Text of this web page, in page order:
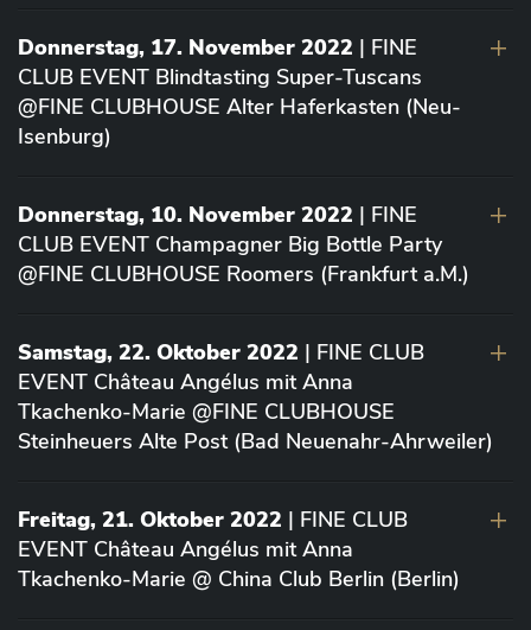
Donnerstag, 17. November 2022 | FINE
CLUB EVENT Blindtasting Super-Tuscans
@FINE CLUBHOUSE Alter Haferkasten (Neu-
Isenburg)
Donnerstag, 10. November 2022 | FINE
CLUB EVENT Champagner Big Bottle Party
@FINE CLUBHOUSE Roomers (Frankfurt a.M.)
Samstag, 22. Oktober 2022 | FINE CLUB
EVENT Château Angélus mit Anna
Tkachenko-Marie @FINE CLUBHOUSE
Steinheuers Alte Post (Bad Neuenahr-Ahrweiler)
Freitag, 21. Oktober 2022 | FINE CLUB
EVENT Château Angélus mit Anna
Tkachenko-Marie @ China Club Berlin (Berlin)